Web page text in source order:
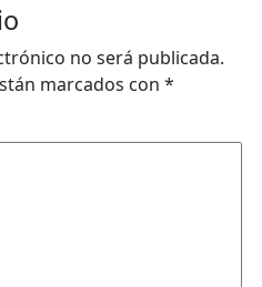
no será publicada.
marcados con *